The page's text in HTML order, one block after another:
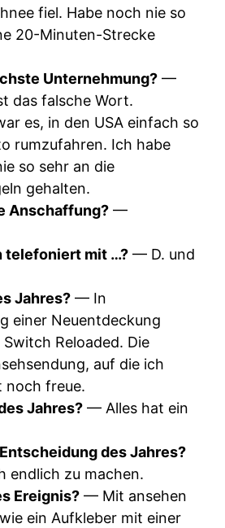
fiel. Habe noch nie so
20-Minuten-Strecke
Unternehmung? —
das falsche Wort.
es, in den USA einfach so
rumzufahren. Ich habe
so sehr an die
gehalten.
Anschaffung? —
telefoniert mit …? — D. und
Jahres? — In
einer Neuentdeckung
Reloaded. Die
auf die ich
noch freue.
Jahres? — Alles hat ein
des Jahres?
endlich zu machen.
Ereignis? — Mit ansehen
ein Aufkleber mit einer